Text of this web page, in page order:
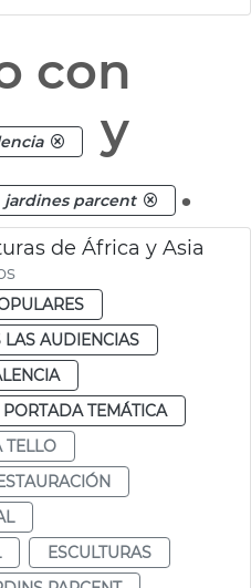
con
y
jardines parcent .
de África y Asia
LAS AUDIENCIAS
PORTADA TEMÁTICA
TELLO
ESCULTURAS